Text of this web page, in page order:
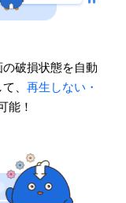
破損状態を自動
、 再生しない・
能！